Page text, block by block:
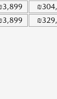
₪
3,899
₪
3,899